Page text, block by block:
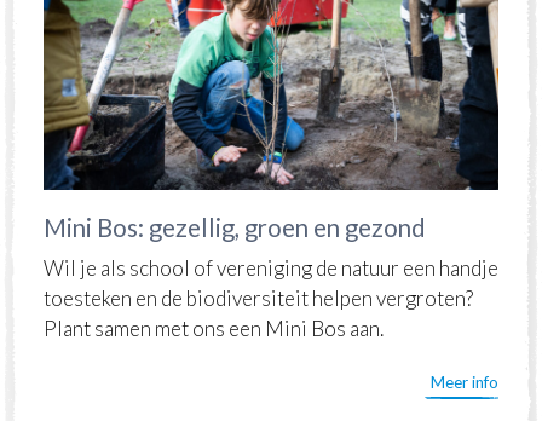
Mini Bos: gezellig, groen en gezond
Wil je als school of vereniging de natuur een handje
toesteken en de biodiversiteit helpen vergroten?
Plant samen met ons een Mini Bos aan.
Meer info